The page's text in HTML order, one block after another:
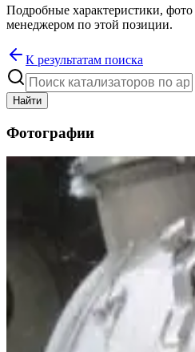
Подробные характеристики, фото
менеджером по этой позиции.
К результатам поиска
Найти
Фотографии